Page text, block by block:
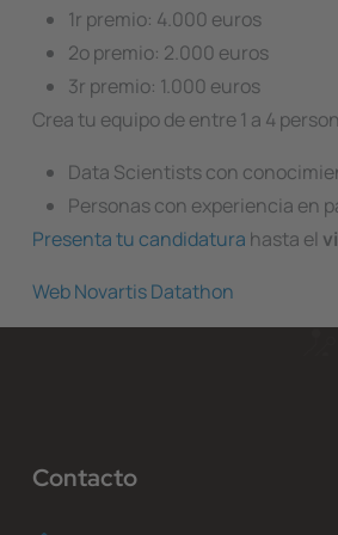
1r premio: 4.000 euros
2o premio: 2.000 euros
3r premio: 1.000 euros
Crea tu equipo de entre 1 a 4
Data Scientists con
Personas con experiencia en
Presenta tu candidatura hasta el
Web Novartis Datathon
Contacto